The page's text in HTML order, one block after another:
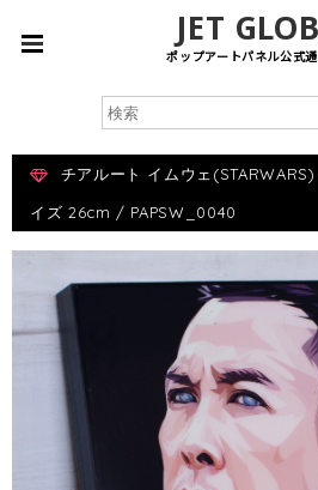
JET
ポップアートパネル公式
チアルート イムウェ
イズ 26cm / PAPSW_0040